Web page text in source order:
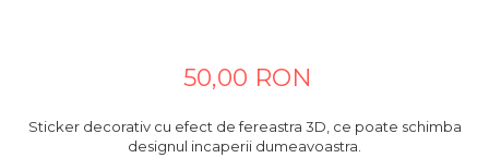
50,00 RON
Sticker decorativ cu efect de fereastra 3D, ce poate schimba
designul incaperii dumeavoastra.